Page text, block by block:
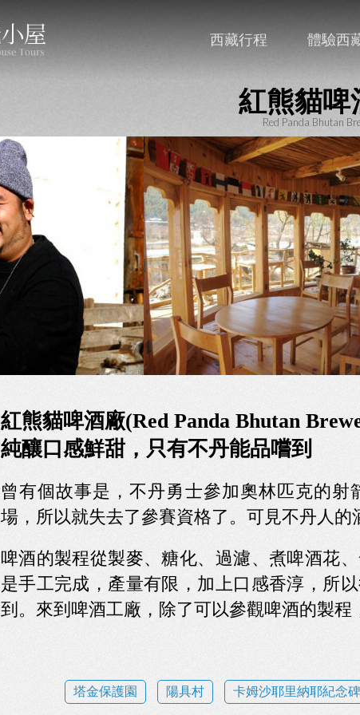
西藏行程 體驗西
紅熊貓啤
Red Panda Bhutan
紅熊貓啤酒廠(Red Panda Bhutan
純釀口感鮮甜，只有不丹能品嚐到
曾有個故事是，不丹勇士參加奧林匹克的
場，所以就失去了參賽資格了。可見不丹人的
啤酒的製程從製麥、糖化、過濾、煮啤酒花
是手工完成，產量有限，加上口感香淳，所
到。來到啤酒工廠，除了可以參觀啤酒的製程
塔金保護園 陽具村 卡姆沙耶里納耶紀念碑